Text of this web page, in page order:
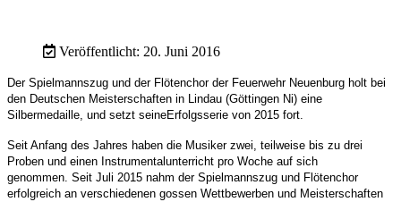
Veröffentlicht: 20. Juni 2016
Der Spielmannszug und der Flötenchor der Feuerwehr Neuenburg holt bei
den Deutschen Meisterschaften in Lindau (Göttingen Ni) eine
Silbermedaille, und setzt seineErfolgsserie von 2015 fort.
Seit Anfang des Jahres haben die Musiker zwei, teilweise bis zu drei
Proben und einen Instrumentalunterricht pro Woche auf sich
genommen. Seit Juli 2015 nahm der Spielmannszug und Flötenchor
erfolgreich an verschiedenen gossen Wettbewerben und Meisterschaften